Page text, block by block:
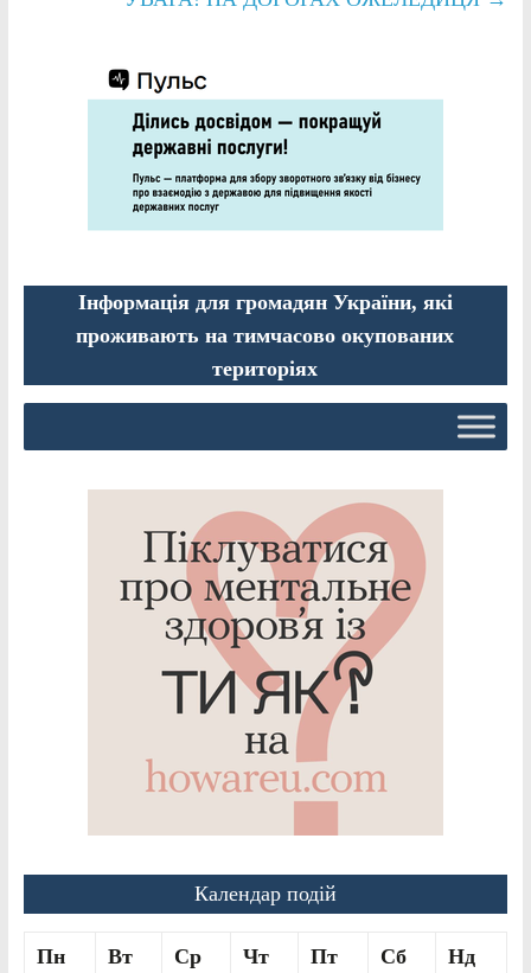
Інформація для громадян України, які
проживають на тимчасово окупованих
територіях
Календар подій
Пн Вт Ср Чт Пт Сб Нд